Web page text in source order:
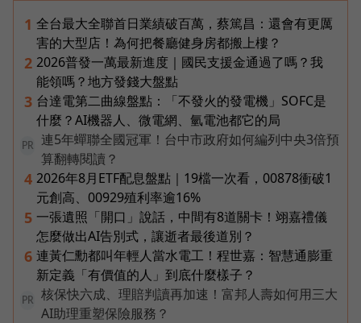
1 全台最大全聯首日業績破百萬，蔡篤昌：還會有更厲
害的大型店！為何把餐廳健身房都搬上樓？
2 2026普發一萬最新進度｜國民支援金通過了嗎？我
能領嗎？地方發錢大盤點
3 台達電第二曲線盤點：「不發火的發電機」SOFC是
什麼？AI機器人、微電網、氫電池都它的局
PR
連5年蟬聯全國冠軍！台中市政府如何編列中央3倍預
算翻轉閱讀？
4 2026年8月ETF配息盤點｜19檔一次看，00878衝破1
元創高、00929殖利率逾16%
5 一張遺照「開口」說話，中間有8道關卡！翊嘉禮儀
怎麼做出AI告別式，讓逝者最後道別？
6 連黃仁勳都叫年輕人當水電工！程世嘉：智慧通膨重
新定義「有價值的人」到底什麼樣子？
PR
核保快六成、理賠判讀再加速！富邦人壽如何用三大
AI助理重塑保險服務？